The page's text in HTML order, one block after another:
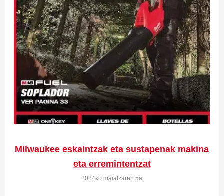
Milwaukee eskaintzak eta sustapenak makina
eta erremintentzat
2024ko maiatzaren 5a